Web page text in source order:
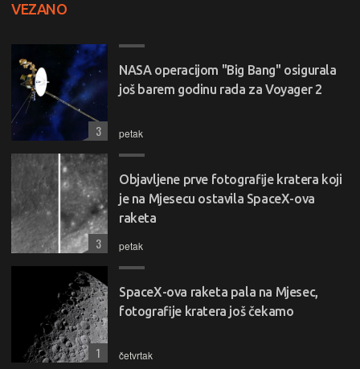
VEZANO
NASA operacijom "Big Bang" osigurala
još barem godinu rada za Voyager 2
petak
3
Objavljene prve fotografije kratera koji
je na Mjesecu ostavila SpaceX-ova
raketa
petak
3
SpaceX-ova raketa pala na Mjesec,
fotografije kratera još čekamo
četvrtak
1